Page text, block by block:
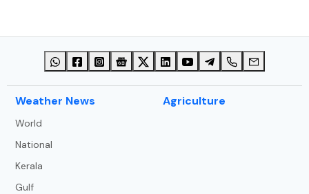
⁠Weather News
World
National
Kerala
Gulf
Agriculture